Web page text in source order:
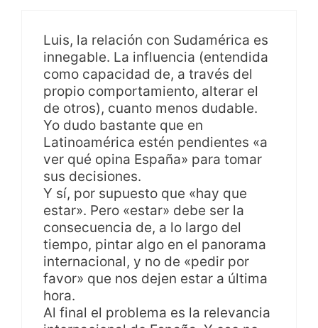
Luis, la relación con Sudamérica es
innegable. La influencia (entendida
como capacidad de, a través del
propio comportamiento, alterar el
de otros), cuanto menos dudable.
Yo dudo bastante que en
Latinoamérica estén pendientes «a
ver qué opina España» para tomar
sus decisiones.
Y sí, por supuesto que «hay que
estar». Pero «estar» debe ser la
consecuencia de, a lo largo del
tiempo, pintar algo en el panorama
internacional, y no de «pedir por
favor» que nos dejen estar a última
hora.
Al final el problema es la relevancia